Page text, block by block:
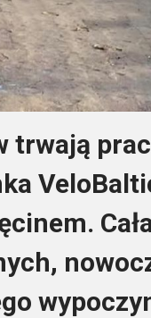
trwają